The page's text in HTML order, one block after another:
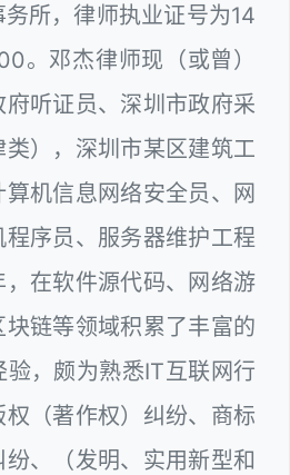
所，律师执业证号为14
。邓杰律师现（或曾）
听证员、深圳市政府采
），深圳市某区建筑工
机信息网络安全员、网
序员、服务器维护工程
在软件源代码、网络游
链等领域积累了丰富的
，颇为熟悉IT互联网行
（著作权）纠纷、商标
、（发明、实用新型和